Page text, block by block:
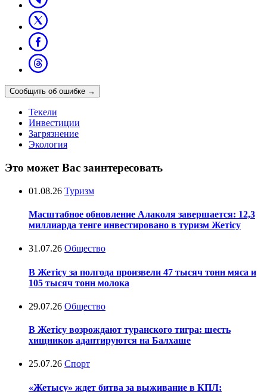
Сообщить об ошибке →
Текели
Инвестиции
Загрязнение
Экология
Это может Вас заинтересовать
01.08.26 Туризм
Масштабное обновление Алаколя завершается: 12,3
миллиарда тенге инвестировано в туризм Жетісу
31.07.26 Общество
В Жетісу за полгода произвели 47 тысяч тонн мяса и
105 тысяч тонн молока
29.07.26 Общество
В Жетісу возрождают туранского тигра: шесть
хищников адаптируются на Балхаше
25.07.26 Спорт
«Жетысу» ждет битва за выживание в КПЛ: